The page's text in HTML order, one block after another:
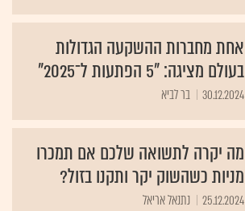
אחת מחברות ההשקעה הגדולות
בעולם מציגה: "5 הפתעות ל־‏2025"
30.12.2024 בר לביא
מה יקרה לתשואה שלכם אם תמכרו
מניות כשהשוק יקר ותקנו בזול?
25.12.2024 נתנאל אריאל